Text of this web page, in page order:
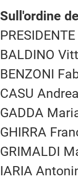
Sull'ordine
BALDINO
BENZONI
CASU
GADDA
GHIRRA
GRIMALDI
IARIA